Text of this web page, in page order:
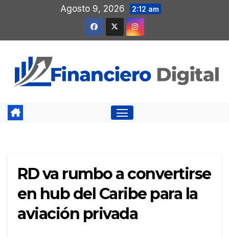
contenido
Agosto 9, 2026 2:12 am
RD va rumbo a convertirse
en hub del Caribe para la
aviación privada